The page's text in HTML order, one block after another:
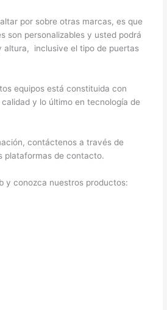
por sobre otras marcas, es que
son personalizables y usted podrá
altura, inclusive el tipo de puertas
equipos está constituida con
y lo último en tecnología de
contáctenos a través de
plataformas de contacto.
y conozca nuestros productos: